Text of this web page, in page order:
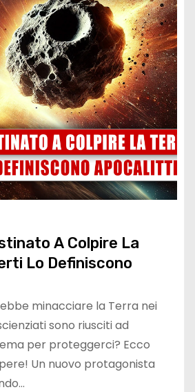
A Colpire La
Lo Definiscono
minacciare la Terra nei
sono riusciti ad
per proteggerci? Ecco
Un nuovo protagonista